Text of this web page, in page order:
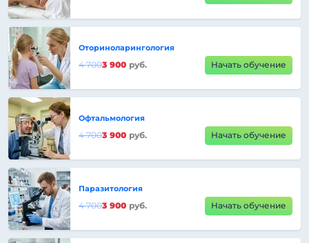
Оториноларингология
4 7003 900 руб. Начать обучение
Офтальмология
4 7003 900 руб. Начать обучение
Паразитология
4 7003 900 руб. Начать обучение